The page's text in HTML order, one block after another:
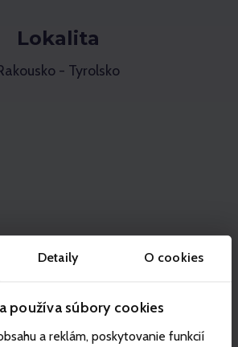
Detaily O cookies
používa súbory cookies
a reklám, poskytovanie funkcií
Lokalita
- Tyrolsko